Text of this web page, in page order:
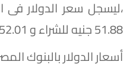
،ليسجل سعر الدولار فى
51.88 جنيه للشراء و 52.01 جنيه للبيع.
أسعار الدولار بالبنوك المصرية